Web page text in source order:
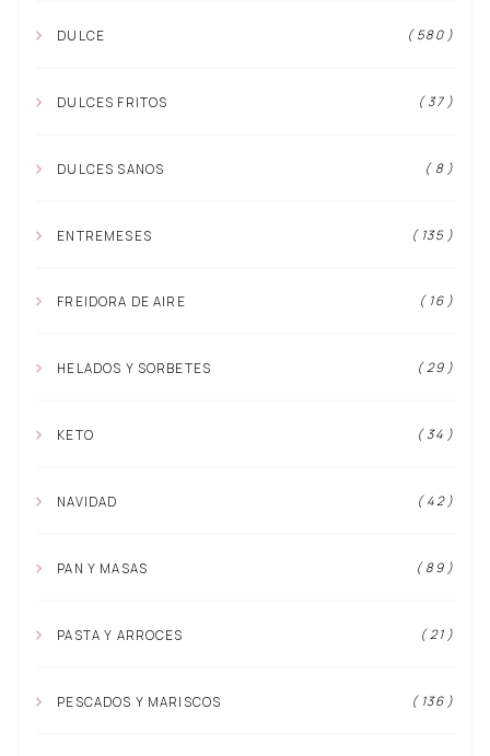
DULCE ( 580 )
DULCES FRITOS ( 37 )
DULCES SANOS ( 8 )
ENTREMESES ( 135 )
FREIDORA DE AIRE ( 16 )
HELADOS Y SORBETES ( 29 )
KETO ( 34 )
NAVIDAD ( 42 )
PAN Y MASAS ( 89 )
PASTA Y ARROCES ( 21 )
PESCADOS Y MARISCOS ( 136 )